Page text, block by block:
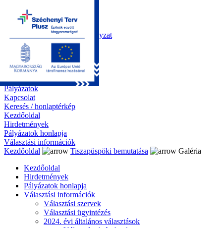
Kezdőoldal
Önkormányzat
Polgármesteri Hivatal
Roma Nemzetiségi Önkormányzat
Elektronikus ügyintézés
Közérdekű információk
Tiszapüspöki bemutatása
Galéria
Díjazottaink
Pályázatok
Kapcsolat
Keresés / honlaptérkép
Kezdőoldal
Hirdetmények
Pályázatok honlapja
Választási információk
Kezdőoldal
Tiszapüspöki bemutatása
Galéria
Kezdőoldal
Hirdetmények
Pályázatok honlapja
Választási információk
Választási szervek
Választási ügyintézés
2024. évi általános választások